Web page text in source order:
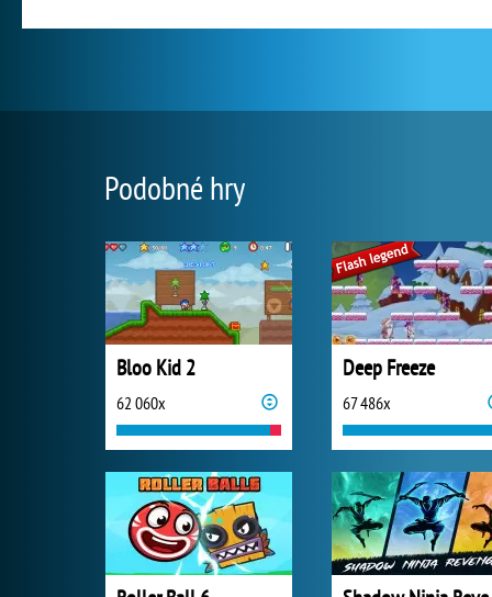
Podobné hry
Bloo Kid 2
62 060x
Deep Freeze
67 486x